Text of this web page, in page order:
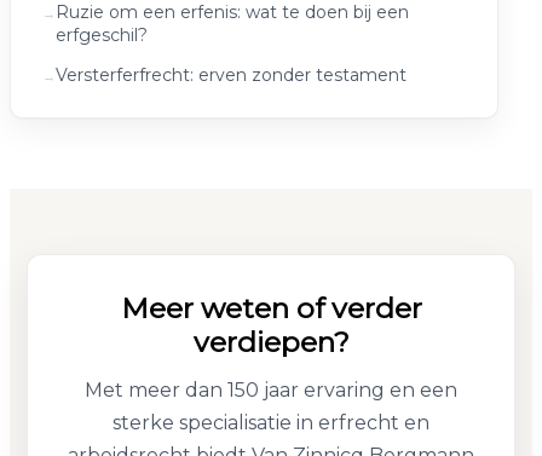
Ruzie om een erfenis: wat te doen bij een
erfgeschil?
Versterferfrecht: erven zonder testament
Meer weten of verder
verdiepen?
Met meer dan 150 jaar ervaring en een
sterke specialisatie in erfrecht en